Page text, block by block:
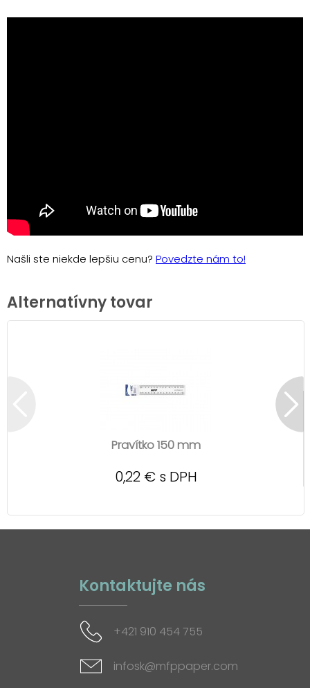
Našli ste niekde lepšiu cenu? Povedzte nám to!
Alternatívny tovar
Pravítko 150 mm
0,22 € s DPH
Kontaktujte nás
+421 910 454 755
infosk@mfppaper.com